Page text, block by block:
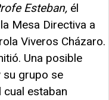
Esteban, él
Mesa Directiva a
Viveros Cházaro.
Una posible
su grupo se
cual estaban